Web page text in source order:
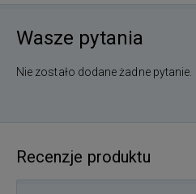
Wasze pytania
Nie zostało dodane żadne pytanie.
Recenzje produktu